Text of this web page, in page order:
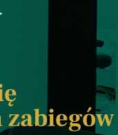
zabiegów